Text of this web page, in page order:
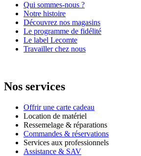
Qui sommes-nous ?
Notre histoire
Découvrez nos magasins
Le programme de fidélité
Le label Lecomte
Travailler chez nous
Nos services
Offrir une carte cadeau
Location de matériel
Ressemelage & réparations
Commandes & réservations
Services aux professionnels
Assistance & SAV